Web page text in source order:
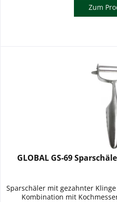
Zum
GLOBAL GS-69
Sparschäler mit gezahnter
Kombination mit